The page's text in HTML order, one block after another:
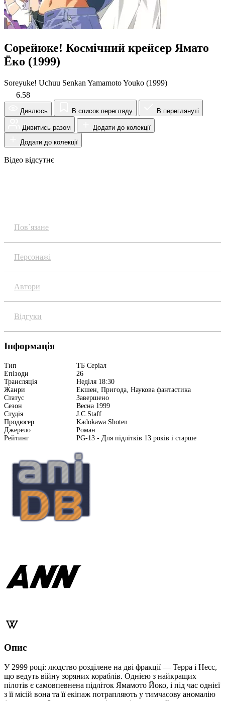
Сорейюке! Космічний крейсер Ямато
Ёко (1999)
Soreyuke! Uchuu Senkan Yamamoto Youko (1999)
6.58
Дивлюсь В список перегляду В переглянуті
Дивитись разом
Додати до колекції
Додати до колекції
Відео відсутнє
Пов`язане
Персонажі
Автори
Відгуки
Інформація
Тип
ТБ Серіал
Епізоди
26
Трансляція
Неділя 18:30
Жанри
Екшен, Пригода, Наукова фантастика
Статус
Завершено
Сезон
Весна 1999
Студія
J.C.Staff
Продюсер
Kadokawa Shoten
Джерело
Роман
Рейтинг
PG-13 - Для підлітків 13 років і старше
Опис
У 2999 році: людство розділене на дві фракції — Терра і Несс,
що ведуть війну зоряних кораблів. Однією з найкращих
пілотів є самовпевнена підліток Ямамото Йоко, і під час однієї
з її місій вона та її екіпаж потрапляють у тимчасову аномалію